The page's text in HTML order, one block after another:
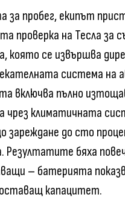
за пробег, екипът
проверка на Тесла за
която се извършва
система на
включва пълно
чрез климатичната
зареждане до сто
Резултатите бяха
– батерията
капацитет.